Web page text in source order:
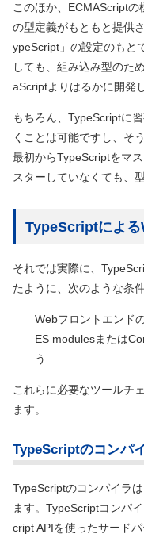
このほか、ECMAScript
の型定義がもともと提供
ypeScript」の設定のもと
しても、組み込み型のた
aScriptよりはるかに開発
もちろん、TypeScriptに
くことは可能ですし、そ
最初からTypeScriptをマ
スターしていなくても、
TypeScriptによる
それでは実際に、
たように、次のような条
Webフロントエンド
ES modulesまたは
う
これらに必要なツールチ
ます。
TypeScriptのコンパ
TypeScriptのコンパイラ
ます。TypeScriptコンパ
cript APIを使ったサード